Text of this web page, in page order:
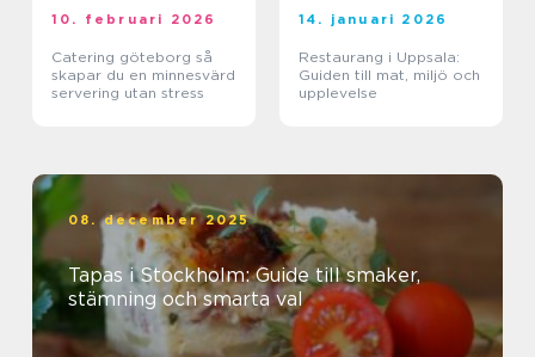
10. februari 2026
Catering göteborg så
skapar du en minnesvärd
servering utan stress
14. januari 2026
Restaurang i Uppsala:
Guiden till mat, miljö och
upplevelse
08. december 2025
Tapas i Stockholm: Guide till smaker,
stämning och smarta val